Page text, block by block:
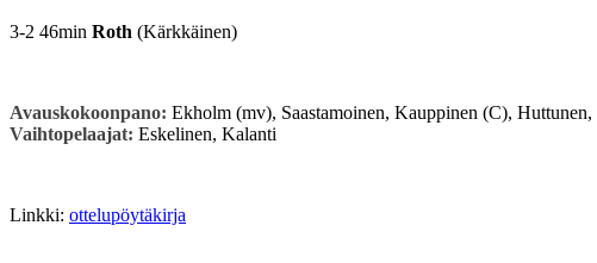
3-2 46min Roth (Kärkkäinen)
Avauskokoonpano: Ekholm (mv), Saastamoinen, Kauppinen (C),
Vaihtopelaajat: Eskelinen, Kalanti
Linkki: ottelupöytäkirja